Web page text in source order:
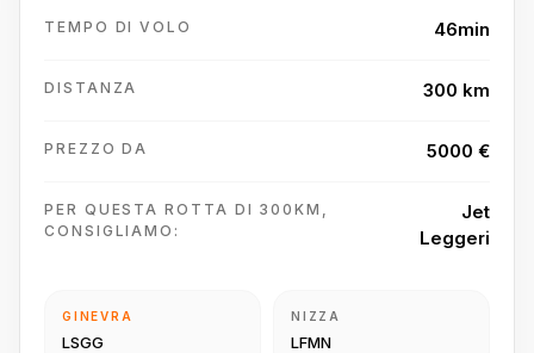
TEMPO DI VOLO 46min
DISTANZA 300 km
PREZZO DA 5000 €
PER QUESTA ROTTA DI 300KM,
CONSIGLIAMO:
Jet
Leggeri
GINEVRA
LSGG
NIZZA
LFMN